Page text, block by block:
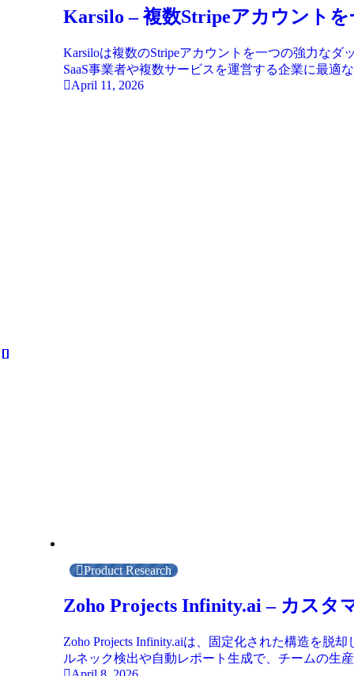
Karsilo – 複数Stripeアカウント
Karsiloは複数のStripeアカウントを一つの強力なダ
SaaS事業者や複数サービスを運営する企業に最適
April 11, 2026
Product Research
Zoho Projects Infinity.ai – カス
Zoho Projects Infinity.aiは、固定化された構造を脱
ルネック検出や自動レポート生成で、チームの生